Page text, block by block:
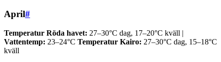
April#
Temperatur Röda havet: 27–30°C dag, 17–20°C kväll |
Vattentemp: 23–24°C Temperatur Kairo: 27–30°C dag, 15–18°C
kväll